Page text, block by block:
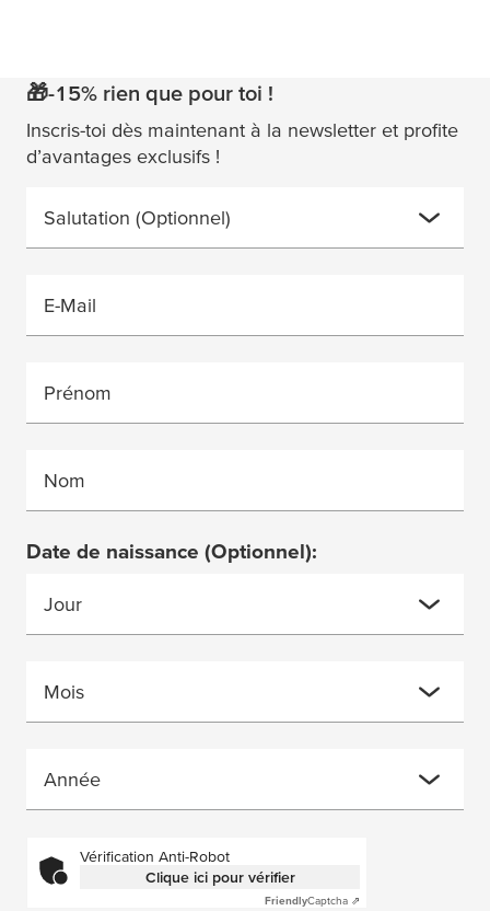
🎁-15% rien que pour toi !
Inscris-toi dès maintenant à la newsletter et profite
d’avantages exclusifs !
Salutation (Optionnel)
E-Mail
Prénom
Nom
Date de naissance (Optionnel):
Jour
Mois
Année
Vérification Anti-Robot
Clique ici pour vérifier
FriendlyCaptcha ⇗